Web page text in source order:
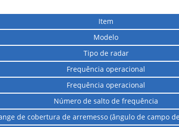
Item
Modelo
Tipo de radar
Frequência operacional
Frequência operacional
Número de salto de frequência
de cobertura de arremesso (ângulo de campo